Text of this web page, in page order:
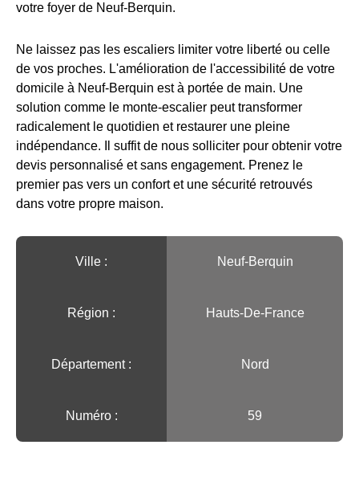
votre foyer de Neuf-Berquin.
Ne laissez pas les escaliers limiter votre liberté ou celle
de vos proches. L'amélioration de l'accessibilité de votre
domicile à Neuf-Berquin est à portée de main. Une
solution comme le monte-escalier peut transformer
radicalement le quotidien et restaurer une pleine
indépendance. Il suffit de nous solliciter pour obtenir votre
devis personnalisé et sans engagement. Prenez le
premier pas vers un confort et une sécurité retrouvés
dans votre propre maison.
Ville :️ Neuf-Berquin
Région :️ Hauts-De-France
Département : Nord
Numéro : 59